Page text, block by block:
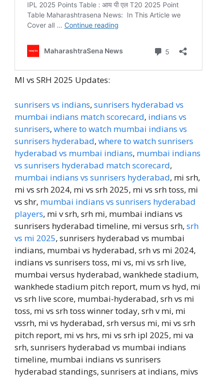
MI vs SRH 2025 Updates:
sunrisers vs indians, sunrisers hyderabad vs
mumbai indians match scorecard, indians vs
sunrisers, where to watch mumbai indians vs
sunrisers hyderabad, where to watch sunrisers
hyderabad vs mumbai indians, mumbai indians
vs sunrisers hyderabad match scorecard,
mumbai indians vs sunrisers hyderabad, mi srh,
mi vs srh 2024, mi vs srh 2025, mi vs srh toss, mi
vs shr, mumbai indians vs sunrisers hyderabad
players, mi v srh, srh mi, mumbai indians vs
sunrisers hyderabad timeline, mi versus srh, srh
vs mi 2025, sunrisers hyderabad vs mumbai
indians, mumbai vs hyderabad, srh vs mi 2024,
indians vs sunrisers toss, mi vs, mi vs srh live,
mumbai versus hyderabad, wankhede stadium,
wankhede stadium pitch report, mum vs hyd, mi
vs srh live score, mumbai-hyderabad, srh vs mi
toss, mi vs srh toss winner today, srh v mi, mi
vssrh, mi vs hyderabad, srh versus mi, mi vs srh
pitch report, mi vs hrs, mi vs srh ipl 2025, mi va
srh, sunrisers hyderabad vs mumbai indians
timeline, mumbai indians vs sunrisers
hyderabad standings, sunrisers at indians, mivs